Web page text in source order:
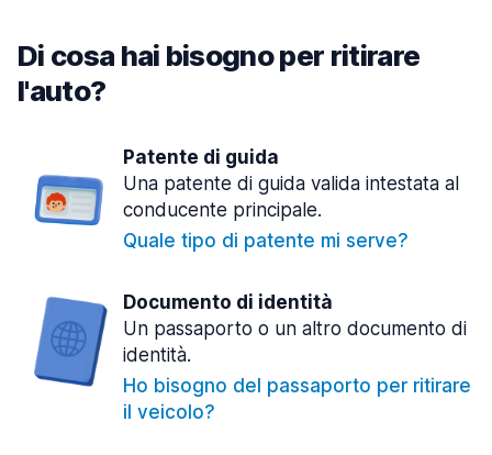
Di cosa hai bisogno per ritirare
l'auto?
Patente di guida
Una patente di guida valida intestata al
conducente principale.
Quale tipo di patente mi serve?
Documento di identità
Un passaporto o un altro documento di
identità.
Ho bisogno del passaporto per ritirare
il veicolo?